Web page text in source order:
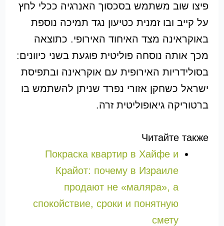
פיצו שוב משתמש בסכסוך האנרגיה ככלי לחץ
על קייב ובו זמנית כטיעון נגד תמיכה נוספת
באוקראינה מצד האיחוד האירופי. כתוצאה
מכך אותה נוסחה פוליטית פוגעת בשני כיוונים:
בסולידריות האירופית עם אוקראינה ובתפיסת
ישראל כשחקן אזורי נפרד שניתן להשתמש בו
ברטוריקה גיאופוליטית זרה.
Читайте также
Покраска квартир в Хайфе и
Крайот: почему в Израиле
продают не «маляра», а
спокойствие, сроки и понятную
смету